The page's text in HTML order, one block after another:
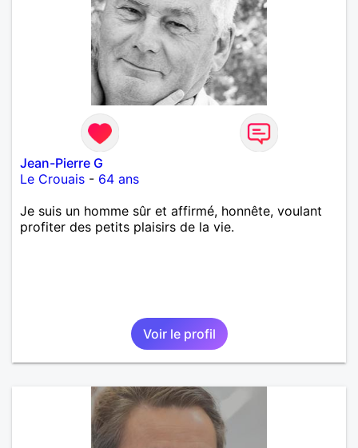
Jean-Pierre G
Le Crouais - 64 ans
Je suis un homme sûr et affirmé, honnête, voulant
profiter des petits plaisirs de la vie.
Voir le profil